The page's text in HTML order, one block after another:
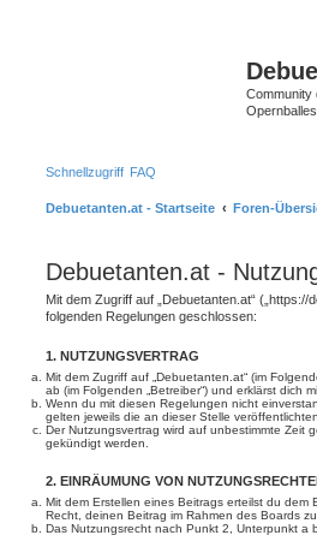
Community
Opernballes
Schnellzugriff FAQ
Debuetanten.at - Startseite Foren-
Debuetanten.at -
Mit dem Zugriff auf „Debuetanten.at“
folgenden Regelungen geschlossen:
1. NUTZUNGSVERTRAG
Mit dem Zugriff auf „Debuetanten.at“ (im
ab (im Folgenden „Betreiber“) und erklärst dich
Wenn du mit diesen Regelungen nicht
gelten jeweils die an dieser Stelle
Der Nutzungsvertrag wird auf unbestimmte Zeit
gekündigt werden.
2. EINRÄUMUNG VON
Mit dem Erstellen eines Beitrags erteilst du
Recht, deinen Beitrag im Rahmen des Boards zu
Das Nutzungsrecht nach Punkt 2, Unterpunkt